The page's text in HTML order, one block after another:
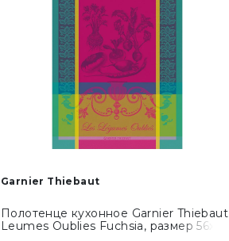
Garnier Thiebaut
Полотенце кухонное Garnier Thiebaut
Leumes Oublies Fuchsia, размер 56х77